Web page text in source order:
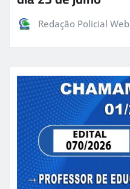
Redação Policial Web